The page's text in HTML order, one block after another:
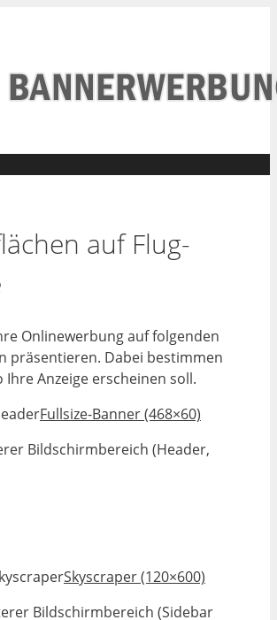
auf Flug-
Onlinewerbung auf folgenden
präsentieren. Dabei bestimmen
Ihre Anzeige erscheinen soll.
Fullsize-Banner (468×60)
Bildschirmbereich (Header,
Skyscraper (120×600)
Bildschirmbereich (Sidebar